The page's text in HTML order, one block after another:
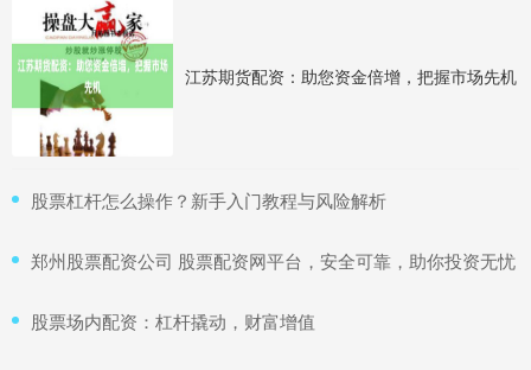
江苏期货配资：助您资金倍增，把握市场先机
​股票杠杆怎么操作？新手入门教程与风险解析
​郑州股票配资公司 股票配资网平台，安全可靠，助你投资无忧
​股票场内配资：杠杆撬动，财富增值